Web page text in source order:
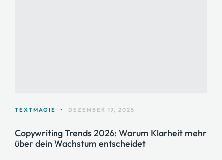
TEXTMAGIE • DEZEMBER 19, 2025
Copywriting Trends 2026: Warum Klarheit mehr
über dein Wachstum entscheidet